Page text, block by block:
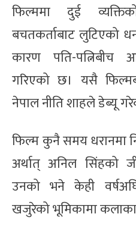
फिल्ममा दुई
बचतकर्ताबाट लुटिएको
कारण पति-पत्निबीच
गरिएको छ। यसै
नेपाल नीति शाहले डेब्यू
फिल्म कुनै समय धरानमा
अर्थात् अनिल सिंहको
उनको भने केही
खजुरेको भूमिकामा